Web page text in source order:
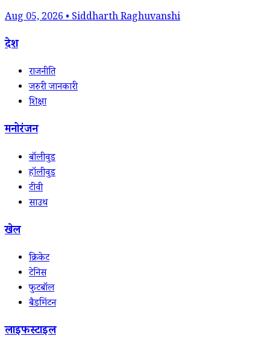
Aug 05, 2026 • Siddharth Raghuvanshi
देश
राजनीति
जरुरी जानकारी
शिक्षा
मनोरंजन
बॉलीवुड
हॉलीवुड
टीवी
साउथ
खेल
क्रिकेट
टेनिस
फुटबॉल
बैडमिंटन
लाइफस्टाइल